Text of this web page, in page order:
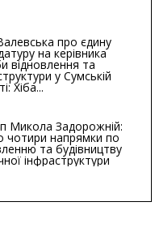
про єдину
на керівника
відновлення та
у Сумській
Хіба...
Микола Задорожній:
чотири напрямки по
та будівництву
інфраструктури